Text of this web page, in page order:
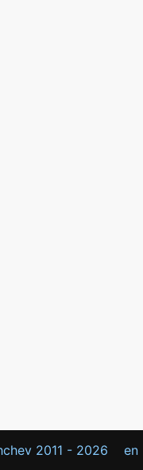
2011 - 2026 en